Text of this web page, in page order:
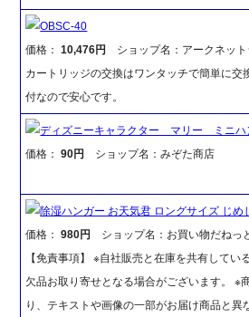
OBSC-40
価格：10,476円
ショップ名：アークネッ
カートリッジの交換はワンタッチで簡単に交
付なので安心です。
ディズニーキャラクター マリー ミニハ
価格：90円 ショップ名：みぞた商店
除湿ハンガー お天気君 ロングサイズ じめ
価格：980円
ショップ名：お買い物だねっ
【免責事項】 ※自社販売と在庫を共有してい
欠品お取り寄せとなる場合がございます。 ※
り、テキストや画像の一部がお届け商品と異